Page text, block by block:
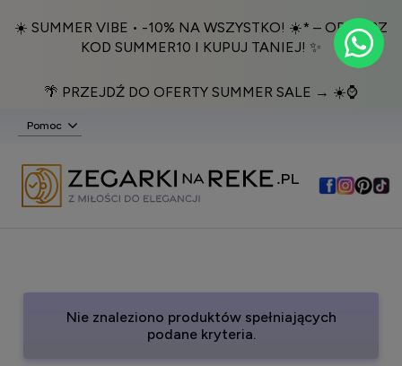
☀️ SUMMER VIBE • -10% NA WSZYSTKO! ☀️* – ODBIERZ
KOD SUMMER10 I KUPUJ TANIEJ! ✨
🌴 PRZEJDŹ DO OFERTY SUMMER SALE → ☀️⌚️
Pomoc
Nie znaleziono produktów spełniających
podane kryteria.